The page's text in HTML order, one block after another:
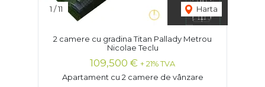
1 /11 Harta
2 camere cu gradina Titan Pallady Metrou
Nicolae Teclu
109,500 € + 21% TVA
Apartament cu 2 camere de vânzare